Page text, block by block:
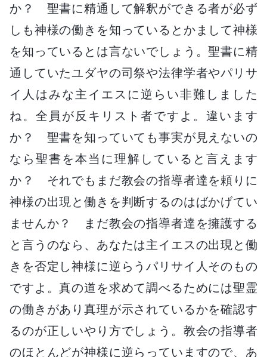
か？ 聖書に精通して解釈ができる者が必ず
しも神様の働きを知っているとかまして神様
を知っているとは言ないでしょう。聖書に精
通していたユダヤの司祭や法律学者やパリサ
イ人はみな主イエスに逆らい非難しました
ね。全員が反キリスト者ですよ。違います
か？ 聖書を知っていても事実が見えないの
なら聖書を本当に理解していると言えます
か？ それでもまだ教会の指導者達を頼りに
神様の出現と働きを判断するのはばかげてい
ませんか？ まだ教会の指導者達を擁護する
と言うのなら、あなたは主イエスの出現と働
きを否定し神様に逆らうパリサイ人そのもの
ですよ。真の道を求めて調べるためには聖霊
の働きがあり真理が示されているかを確認す
るのが正しいやり方でしょう。教会の指導者
のほとんどが神様に逆らっていますので、あ